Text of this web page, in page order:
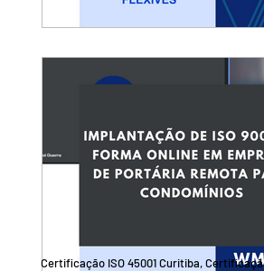
Certificação ISO 45001 Curitiba,